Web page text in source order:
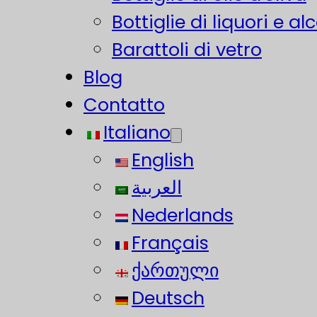
Bottiglie di liquori e
Barattoli di vetro
Blog
Contatto
Italiano
English
العربية
Nederlands
Français
ქართული
Deutsch